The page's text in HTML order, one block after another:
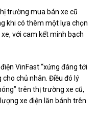
trường mua bán xe cũ
khi có thêm một lựa chọn
, với cam kết minh bạch
VinFast “xứng đáng tới
cho chủ nhân. Điều đó lý
trên thị trường xe cũ,
xe điện lăn bánh trên